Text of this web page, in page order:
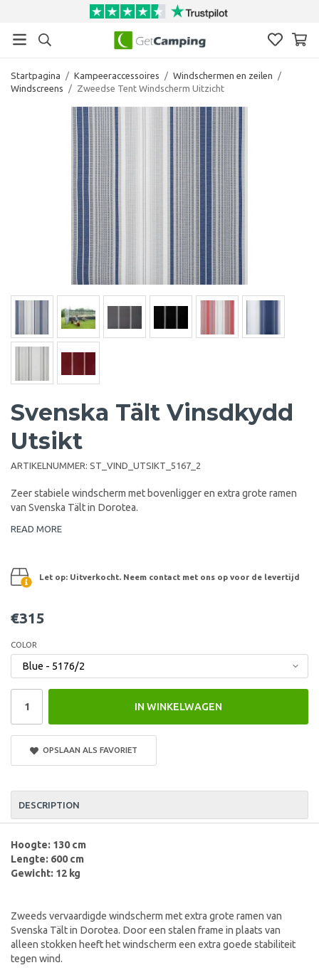
Startpagina / Kampeeraccessoires / Windschermen en zeilen
/
Windscreens
/ Zweedse Tent Windscherm Uitzicht
Svenska Tält Vinsdkydd
Utsikt
ARTIKELNUMMER: ST_VIND_UTSIKT_5167_2
Zeer stabiele windscherm met bovenligger en extra grote ramen
van Svenska Tält in Dorotea.
READ MORE
Let op: Uitverkocht. Neem contact met ons op voor de levertijd
€315
COLOR
IN WINKELWAGEN
OPSLAAN ALS FAVORIET
DESCRIPTION
Hoogte: 130 cm
Lengte: 600 cm
Gewicht: 12 kg
Zweeds vervaardigde windscherm met extra grote ramen van
Svenska Tält in Dorotea. Door een stalen frame in plaats van
alleen stokken heeft het windscherm een extra goede stabiliteit
tegen wind.